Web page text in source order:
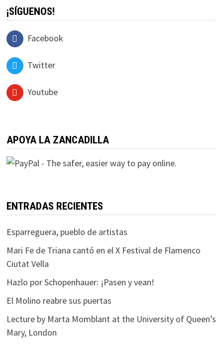
¡SÍGUENOS!
Facebook
Twitter
Youtube
APOYA LA ZANCADILLA
ENTRADAS RECIENTES
Esparreguera, pueblo de artistas
Mari Fe de Triana cantó en el X Festival de Flamenco
Ciutat Vella
Hazlo por Schopenhauer: ¡Pasen y vean!
El Molino reabre sus puertas
Lecture by Marta Momblant at the University of Queen’s
Mary, London